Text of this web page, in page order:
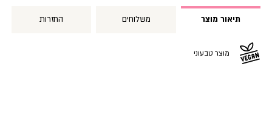
תיאור מוצר משלוחים החזרות
מוצר טבעוני